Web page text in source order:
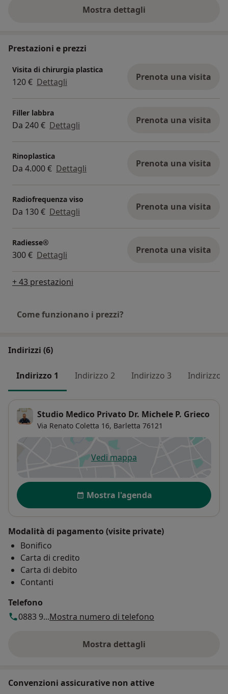
intervento ero molto preoccupat...
Mostra dettagli
sull'esperienza
Prestazioni e prezzi
Visita di chirurgia plastica
120 € Dettagli Prenota una visita
Filler labbra
Da 240 € Dettagli Prenota una visita
Rinoplastica
Da 4.000 € Dettagli Prenota una visita
Radiofrequenza viso
Da 130 € Dettagli Prenota una visita
Radiesse®
300 € Dettagli Prenota una visita
+ 43 prestazioni
Come funzionano i prezzi?
Indirizzi (6)
Indirizzo 1 Indirizzo 2 Indirizzo 3 Indirizzo 4
Studio Medico Privato Dr. Michele P. Grieco
Via Renato Coletta 16, Barletta 76121
Vedi mappasi apre in una nuova scheda
Disponibilità
Mostra l'agenda
Modalità di pagamento (visite private)
Bonifico
Carta di credito
Carta di debito
Contanti
Telefono
0883 9...Mostra numero di telefono
Mostra dettagli
sull'indirizzo
Convenzioni assicurative non attive